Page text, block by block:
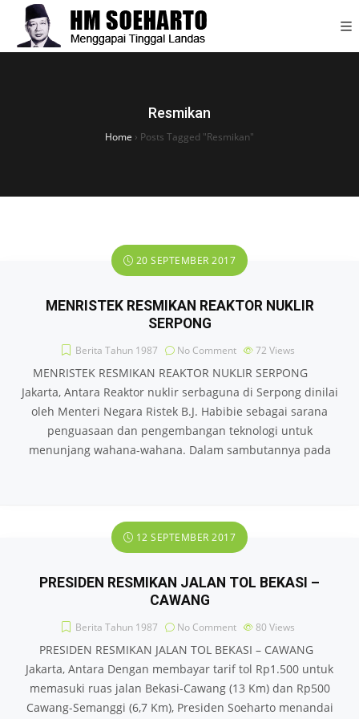
Resmikan
Home › Posts Tagged "Resmikan"
20 SEPTEMBER 2017
MENRISTEK RESMIKAN REAKTOR NUKLIR
SERPONG
Berita Tahun 1987 No Comment 72 Views
MENRISTEK RESMIKAN REAKTOR NUKLIR SERPONG
Jakarta, Antara Reaktor nuklir serbaguna di Serpong dinilai
oleh Menteri Negara Ristek B.J. Habibie sebagai sarana
penguasaan dan pengembangan teknologi untuk
menunjang wahana-wahana. Dalam sambutannya pada
12 SEPTEMBER 2017
PRESIDEN RESMIKAN JALAN TOL BEKASI –
CAWANG
Berita Tahun 1987 No Comment 80 Views
PRESIDEN RESMIKAN JALAN TOL BEKASI – CAWANG
Jakarta, Antara Dengan membayar tarif tol Rp1.500 untuk
memasuki ruas jalan Bekasi-Cawang (13 Km) dan Rp500
Cawang-Semanggi (6,7 Km), Presiden Soeharto menandai